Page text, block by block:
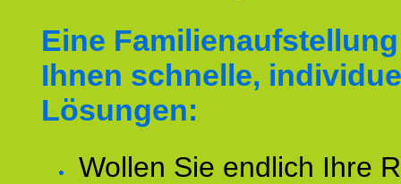
Eine
Ihnen schnelle,
Lösungen:
Wollen Sie endlich Ihre